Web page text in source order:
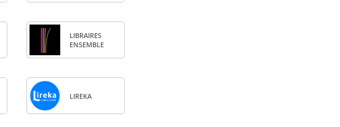
LIBRAIRES
ENSEMBLE
LIREKA